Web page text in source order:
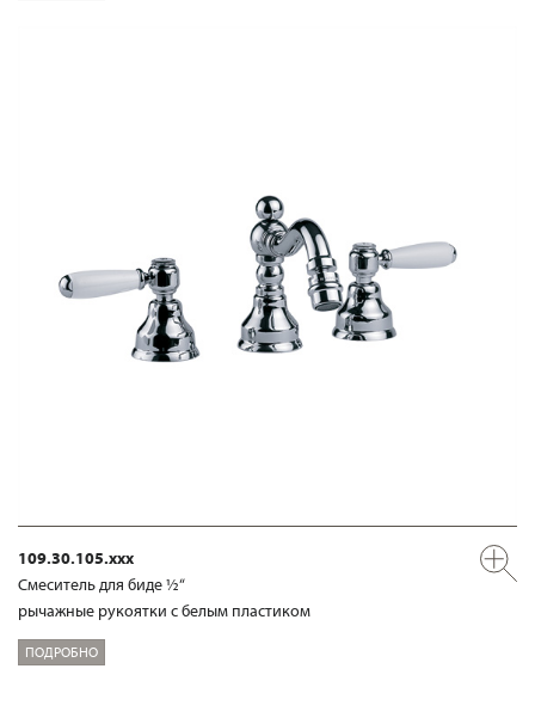
109.30.105.xxx
Смеситель для биде ½“
рычажные рукоятки с белым пластиком
ПОДРОБНО